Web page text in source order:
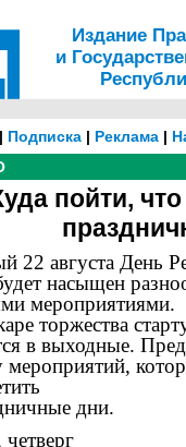
Издание
и
| Подписка | Реклама |
пойти,
22 августа День
насыщен
мероприятиями.
торжества
в выходные.
дни.
четверг